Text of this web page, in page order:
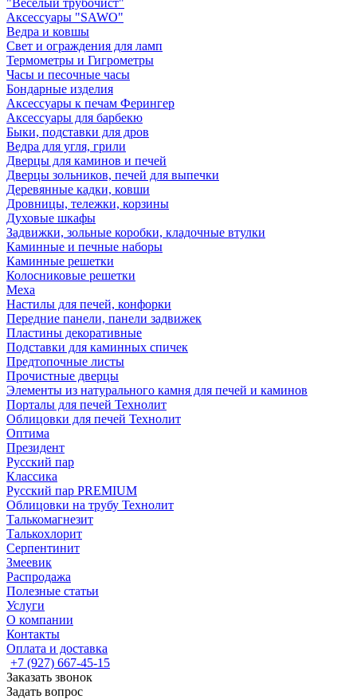
"Весёлый трубочист"
Аксессуары "SAWO"
Ведра и ковшы
Свет и ограждения для ламп
Термометры и Гигрометры
Часы и песочные часы
Бондарные изделия
Аксессуары к печам Ферингер
Аксессуары для барбекю
Быки, подставки для дров
Ведра для угля, грили
Дверцы для каминов и печей
Дверцы зольников, печей для выпечки
Деревянные кадки, ковши
Дровницы, тележки, корзины
Духовые шкафы
Задвижки, зольные коробки, кладочные втулки
Каминные и печные наборы
Каминные решетки
Колосниковые решетки
Меха
Настилы для печей, конфорки
Передние панели, панели задвижек
Пластины декоративные
Подставки для каминных спичек
Предтопочные листы
Прочистные дверцы
Элементы из натурального камня для печей и каминов
Порталы для печей Технолит
Облицовки для печей Технолит
Оптима
Президент
Русский пар
Классика
Русский пар PREMIUM
Облицовки на трубу Технолит
Талькомагнезит
Талькохлорит
Серпентинит
Змеевик
Распродажа
Полезные статьи
Услуги
О компании
Контакты
Оплата и доставка
+7 (927) 667-45-15
Заказать звонок
Задать вопрос